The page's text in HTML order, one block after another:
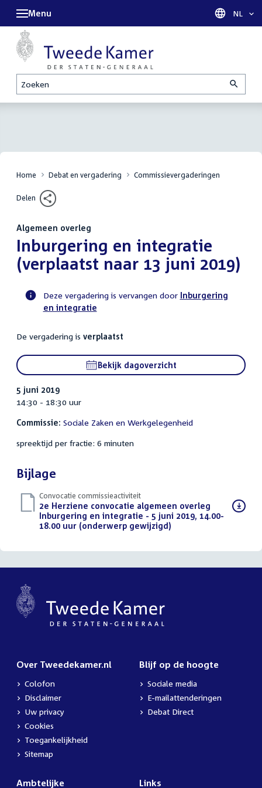
Zoeken
Menu Taal
NL
Home Debat en vergadering Commissievergaderingen
Delen
Algemeen overleg
:Inburgering en integratie
(verplaatst naar 13 juni 2019)
Voortgangsstatus
activiteit
Deze vergadering is vervangen door Inburgering
en integratie
De vergadering is verplaatst
Bekijk dagoverzicht
5 juni 2019
14:30 - 18:30 uur
Commissie: Sociale Zaken en Werkgelegenheid
spreektijd per fractie: 6 minuten
Bijlage
Convocatie commissieactiviteit
Download
bestand:
2e Herziene convocatie algemeen overleg
Inburgering en integratie - 5 juni 2019, 14.00-
18.00 uur (onderwerp gewijzigd)
Over Tweedekamer.nl
Colofon
Disclaimer
Uw privacy
Cookies
Toegankelijkheid
Sitemap
Blijf op de hoogte
Sociale media
E-mailattenderingen
Debat Direct
Ambtelijke Links